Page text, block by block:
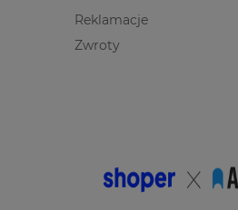
Reklamacje
Zwroty